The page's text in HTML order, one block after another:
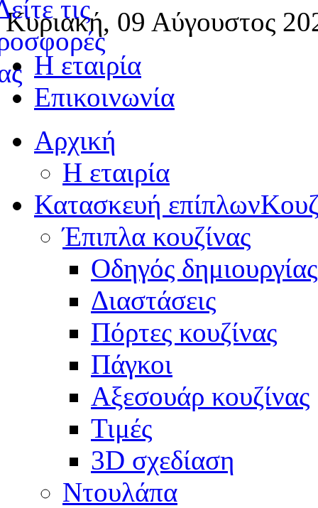
Κυριακή, 09 Αύγουστος
Η εταιρία
Επικοινωνία
Αρχική
Η εταιρία
Κατασκευή επίπλων
Έπιπλα κουζίνας
Οδηγός δημιουργίας
Διαστάσεις
Πόρτες κουζίνας
Πάγκοι
Αξεσουάρ κουζίνας
Τιμές
3D σχεδίαση
Ντουλάπα